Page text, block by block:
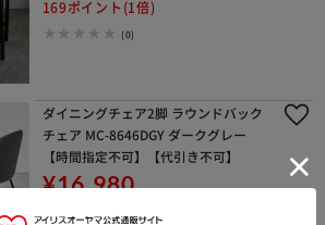
169ポイント(1倍)
(0)
ダイニングチェア2脚 ラウンドバック
チェア MC-8646DGY ダークグレー
【時間指定不可】【代引き不可】
¥16,980